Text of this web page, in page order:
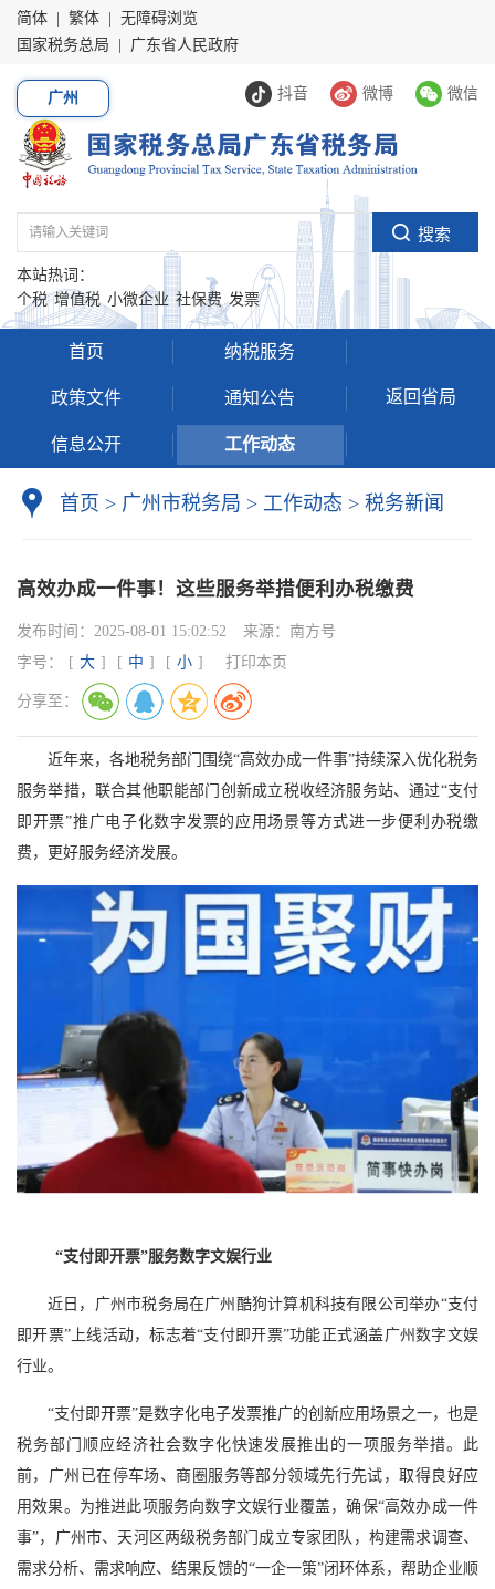
简体 繁体
无障碍浏览
国家税务总局
广东省人民政府
抖音 微博 微信
广州
本站热词：
个税 增值税 小微企业 社保费 发票
首页 纳税服务
政策文件 通知公告
信息公开 工作动态
返回省局
首页 > 广州市税务局 > 工作动态 > 税务新闻
高效办成一件事！这些服务举措便利办税缴费
发布时间： 2025-08-01 15:02:52 来源： 南方号
字号：
[ 大 ] [ 中 ] [ 小 ] 打印本页
分享至：
近年来，各地税务部门围绕“高效办成一件事”持续深入优化税务
服务举措，联合其他职能部门创新成立税收经济服务站、通过“支付
即开票”推广电子化数字发票的应用场景等方式进一步便利办税缴
费，更好服务经济发展。
“支付即开票”服务数字文娱行业
近日，广州市税务局在广州酷狗计算机科技有限公司举办“支付
即开票”上线活动，标志着“支付即开票”功能正式涵盖广州数字文娱
行业。
“支付即开票”是数字化电子发票推广的创新应用场景之一，也是
税务部门顺应经济社会数字化快速发展推出的一项服务举措。此
前，广州已在停车场、商圈服务等部分领域先行先试，取得良好应
用效果。为推进此项服务向数字文娱行业覆盖，确保“高效办成一件
事”，广州市、天河区两级税务部门成立专家团队，构建需求调查、
需求分析、需求响应、结果反馈的“一企一策”闭环体系，帮助企业顺